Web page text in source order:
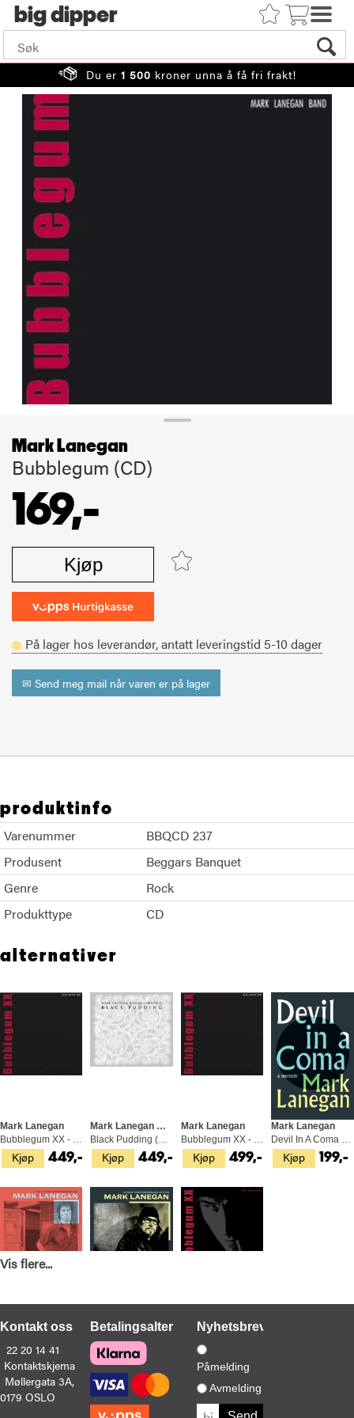
big
Du er 1 500 kroner unna å få fri frakt!
Mark Lanegan
Bubblegum (CD)
169,-
Kjøp
På lager hos leverandør,antatt leveringstid 5-10 dager
✉ Send meg mail når varen er på lager
produktinfo
Varenummer
BBQCD 237
Produsent
Beggars Banquet
Genre
Rock
Produkttype
CD
alternativer
Kjøp
Mark Lanegan
449,- Kjøp
Mark Lanegan & Duke Garwood
449,- Kjøp
Mark Lanegan
499,- Kjøp
Mark Lanegan
199,-
Kjøp
Mark Lanegan
Sing Backwards And Weep (BOK)
199,- Kjøp
Mark Lanegan
Devil In A Coma (BOK)
199,- Kjøp
Mark Lanegan
Bubblegum XX - 20th Anniversary… (3CD)
Vis flere...
Kontakt oss
22 20 14 41
Kontaktskjema
Møllergata 3A,
0179 OSLO
BetalingsalternativerNyhetsbrev
Påmelding
Avmelding